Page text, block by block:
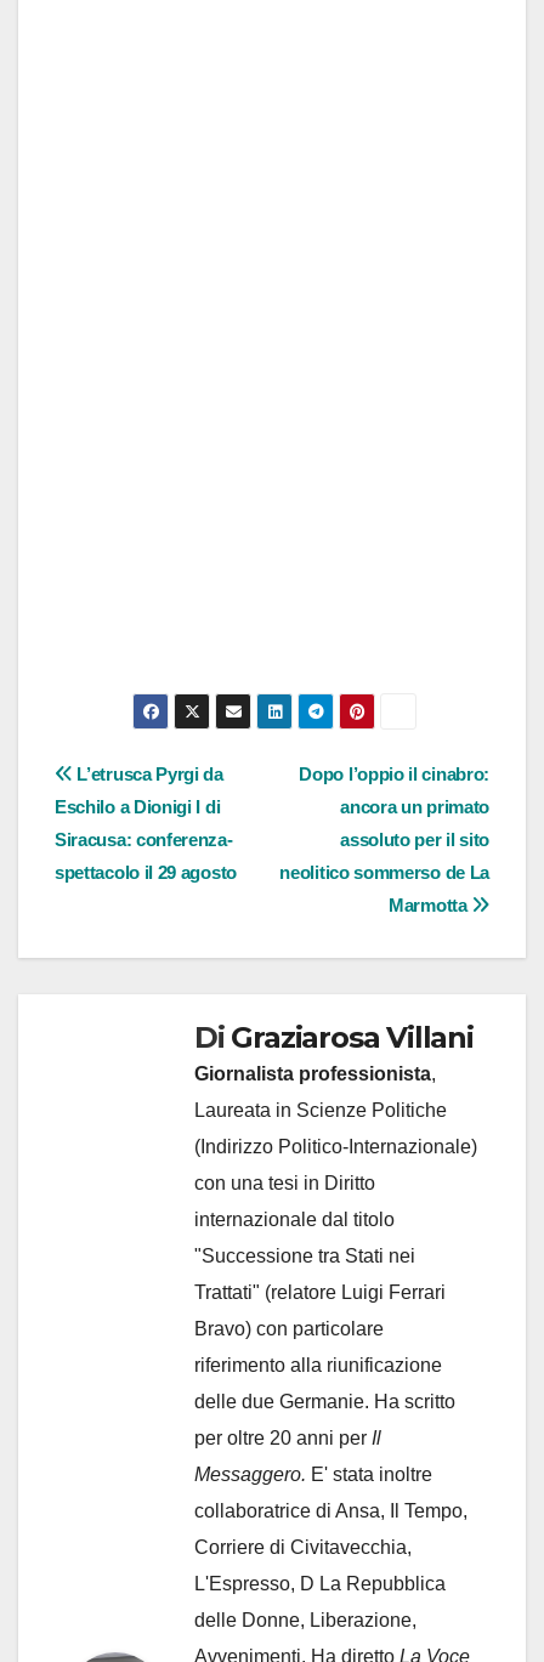
Navigazione
articoli
Dopo l’oppio il cinabro:
ancora un primato
assoluto per il sito
neolitico sommerso de La
Marmotta
L’etrusca Pyrgi da
Eschilo a Dionigi I di
Siracusa: conferenza-
spettacolo il 29 agosto
Di Graziarosa Villani
Giornalista professionista,
Laureata in Scienze Politiche
(Indirizzo Politico-Internazionale)
con una tesi in Diritto
internazionale dal titolo
"Successione tra Stati nei
Trattati" (relatore Luigi Ferrari
Bravo) con particolare
riferimento alla riunificazione
delle due Germanie. Ha scritto
per oltre 20 anni per Il
Messaggero. E' stata inoltre
collaboratrice di Ansa, Il Tempo,
Corriere di Civitavecchia,
L'Espresso, D La Repubblica
delle Donne, Liberazione,
Avvenimenti. Ha diretto La Voce